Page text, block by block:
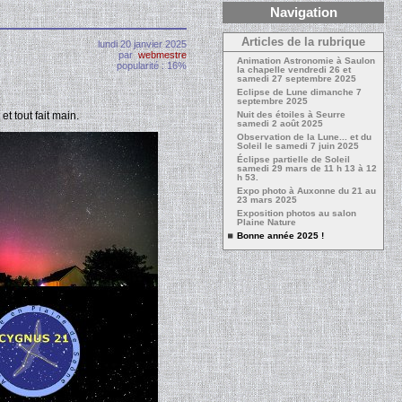
lundi 20 janvier 2025
parwebmestre
popularité : 16%
tout fait main.
Navigation
Articles de la rubrique
Animation Astronomie à Saulon
la chapelle vendredi 26 et
samedi 27 septembre 2025
Eclipse de Lune dimanche 7
septembre 2025
Nuit des étoiles à Seurre
samedi 2 août 2025
Observation de la Lune... et du
Soleil le samedi 7 juin 2025
Éclipse partielle de Soleil
samedi 29 mars de 11 h 13 à 12
h 53.
Expo photo à Auxonne du 21 au
23 mars 2025
Exposition photos au salon
Plaine Nature
Bonne année 2025 !